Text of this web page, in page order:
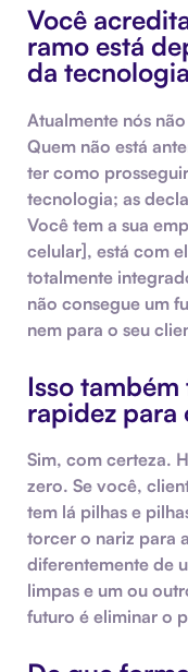
Você
ramo está
da
Atualmente nós
Quem não está
ter como
tecnologia; as
Você tem a sua
celular], está com
totalmente
não consegue um
nem para o seu
Isso
rapidez para
Sim, com certeza.
zero. Se você,
tem lá pilhas e
torcer o nariz para
diferentemente de
limpas e um ou
futuro é eliminar o